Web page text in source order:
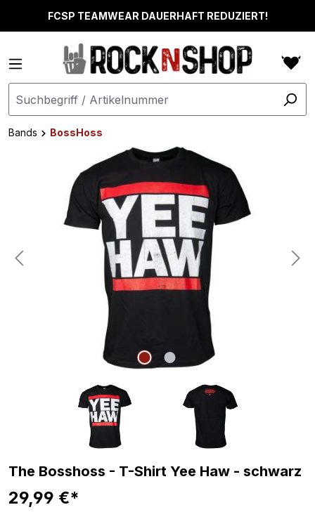
springenFCSP TEAMWEAR DAUERHAFT REDUZIERT!
Bands
BossHoss
Bildergalerie überspringen
The Bosshoss - T-Shirt Yee Haw - schwarz
29,99 €*